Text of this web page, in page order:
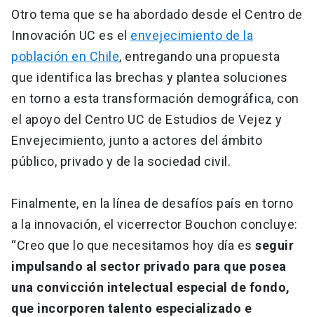
Otro tema que se ha abordado desde el Centro de
Innovación UC es el envejecimiento de la
población en Chile, entregando una propuesta
que identifica las brechas y plantea soluciones
en torno a esta transformación demográfica, con
el apoyo del Centro UC de Estudios de Vejez y
Envejecimiento, junto a actores del ámbito
público, privado y de la sociedad civil.
Finalmente, en la línea de desafíos país en torno
a la innovación, el vicerrector Bouchon concluye:
“Creo que lo que necesitamos hoy día es seguir
impulsando al sector privado para que posea
una convicción intelectual especial de fondo,
que incorporen talento especializado e